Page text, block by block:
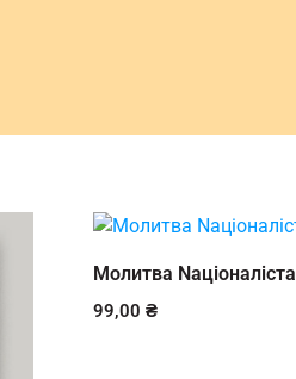
Молитва Nаціоналіста
99,00 ₴